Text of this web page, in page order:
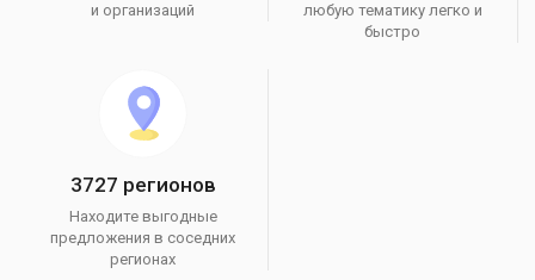
и организаций
любую тематику легко и
быстро
3727 регионов
Находите выгодные
предложения в соседних
регионах